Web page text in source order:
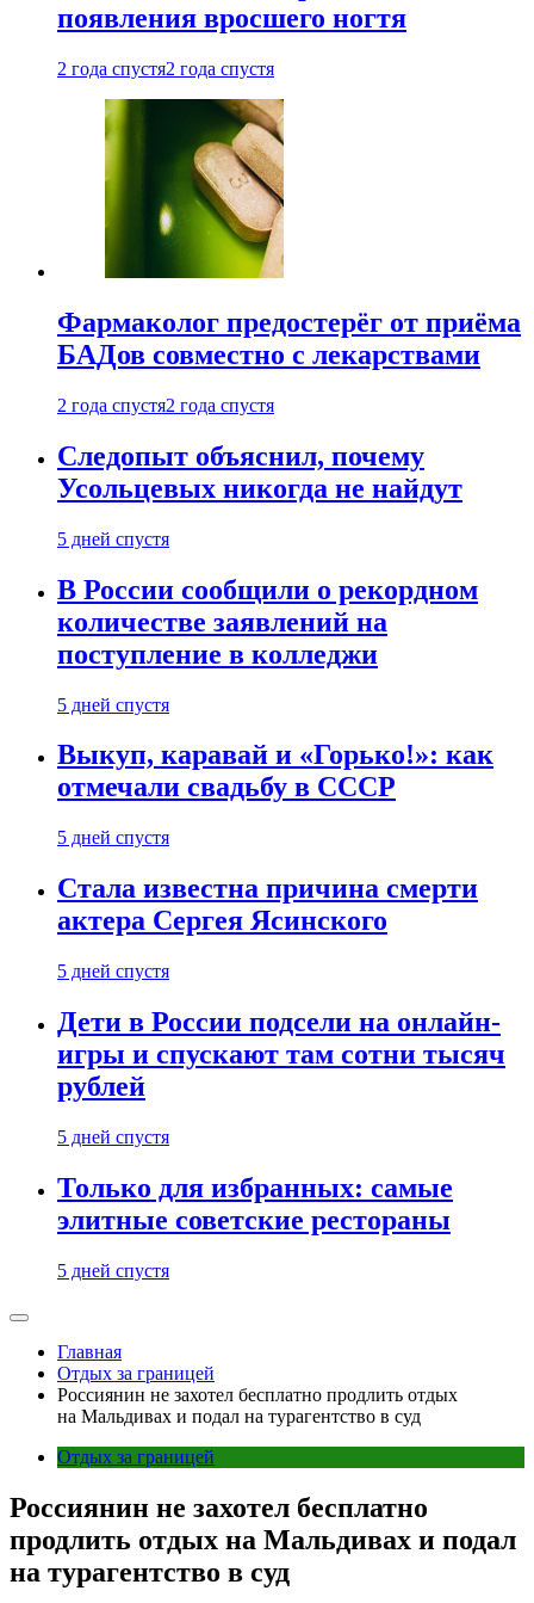
появления вросшего ногтя
2 года спустя2 года спустя
Фармаколог предостерёг от приёма
БАДов совместно с лекарствами
2 года спустя2 года спустя
Следопыт объяснил, почему
Усольцевых никогда не найдут
5 дней спустя
В России сообщили о рекордном
количестве заявлений на
поступление в колледжи
5 дней спустя
Выкуп, каравай и «Горько!»: как
отмечали свадьбу в СССР
5 дней спустя
Стала известна причина смерти
актера Сергея Ясинского
5 дней спустя
Дети в России подсели на онлайн-
игры и спускают там сотни тысяч
рублей
5 дней спустя
Только для избранных: самые
элитные советские рестораны
5 дней спустя
Главная
Отдых за границей
Россиянин не захотел бесплатно продлить отдых
на Мальдивах и подал на турагентство в суд
Отдых за границей
Россиянин не захотел бесплатно
продлить отдых на Мальдивах и подал
на турагентство в суд